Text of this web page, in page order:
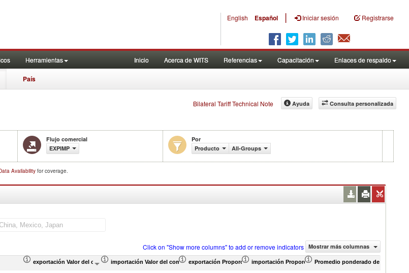
English Español | Iniciar sesión Registrarse
Herramientas Inicio Acerca de WITS Referencias Capacitación Enlaces de respaldo
País
Bilateral Tariff Technical Note Consulta personalizada
Ayuda
Flujo comercial
EXPIMP
Por
Producto
All-Groups
Availability for coverage.
Click on "Show more columns" to add or remove indicators Mostrar más columnas
exportación Valor del comercio (en miles de US$)importación Valor del comercio (en miles de US$)exportación Proporción de productos (%)importación Proporción de productos (%)
Promedio ponderado de